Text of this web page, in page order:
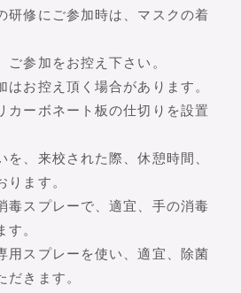
研修にご参加時は、マスクの着
ご参加をお控え下さい。
はお控え頂く場合があります。
カーボネート板の仕切りを設置
を、来校された際、休憩時間、
ります。
毒スプレーで、適宜、手の消毒
す。
用スプレーを使い、適宜、除菌
だきます。